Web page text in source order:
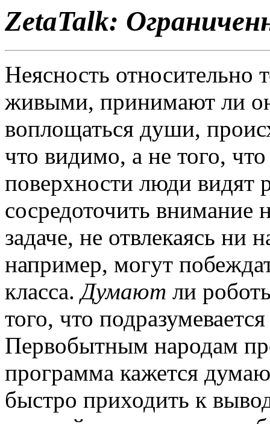
ZetaTalk:
Неясность относительно
живыми, принимают ли
воплощаться души,
что видимо, а не того,
поверхности люди видят
сосредоточить внимание
задаче, не отвлекаясь ни
например, могут
класса.Думают ли
того, что
Первобытным народам
программа кажется
быстро приходить к